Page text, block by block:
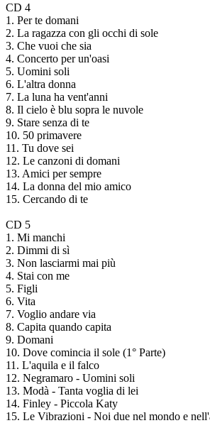
CD 4
1. Per te domani
2. La ragazza con gli occhi di sole
3. Che vuoi che sia
4. Concerto per un'oasi
5. Uomini soli
6. L'altra donna
7. La luna ha vent'anni
8. Il cielo è blu sopra le nuvole
9. Stare senza di te
10. 50 primavere
11. Tu dove sei
12. Le canzoni di domani
13. Amici per sempre
14. La donna del mio amico
15. Cercando di te
CD 5
1. Mi manchi
2. Dimmi di sì
3. Non lasciarmi mai più
4. Stai con me
5. Figli
6. Vita
7. Voglio andare via
8. Capita quando capita
9. Domani
10. Dove comincia il sole (1° Parte)
11. L'aquila e il falco
12. Negramaro - Uomini soli
13. Modà - Tanta voglia di lei
14. Finley - Piccola Katy
15. Le Vibrazioni - Noi due nel mondo e